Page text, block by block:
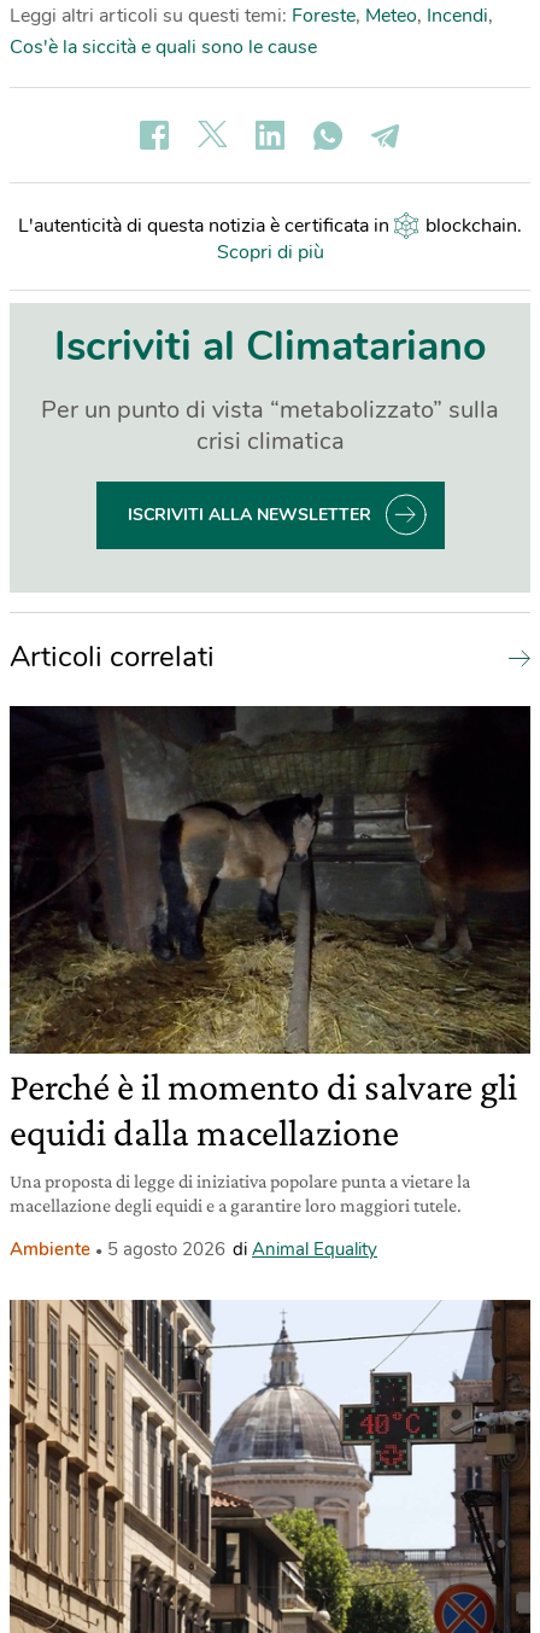
Leggi altri articoli su questi temi: Foreste, Meteo, Incendi,
Cos'è la siccità e quali sono le cause
L'autenticità di questa notizia è certificata in blockchain.
Scopri di più
Iscriviti al Climatariano
Per un punto di vista “metabolizzato” sulla
crisi climatica
ISCRIVITI ALLA NEWSLETTER
Articoli correlati
Perché è il momento di salvare gli
equidi dalla macellazione
Una proposta di legge di iniziativa popolare punta a vietare la
macellazione degli equidi e a garantire loro maggiori tutele.
Ambiente 5 agosto 2026 di Animal Equality